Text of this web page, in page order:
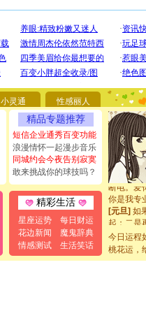
小灵通 性感丽人
精品专题推荐
短信企业通秀百变功能
浪漫情怀一起漫步音乐
同城约会今夜告别寂寞
敢来挑战你的球技吗？
精彩生活
星座运势
每日财运
花边新闻
魔鬼辞典
情感测试
生活笑话
[圣诞节]
你太多，
要平安
[圣诞节]
能正大光
都要快乐
[圣诞节]
如意,快
[元旦]看
断电。爱
你是我专
[元旦]如
起；二是
[元旦]当
泣，这痛
今日运程
桃花运，